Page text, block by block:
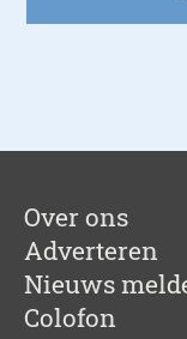
Over ons
Adverteren
Nieuws
Colofon